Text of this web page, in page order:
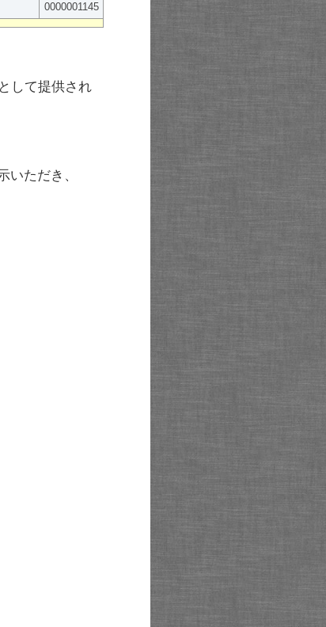
0000001145
して提供され
ただき、